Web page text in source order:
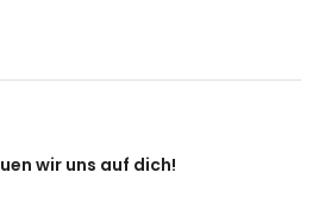
wir uns auf dich!